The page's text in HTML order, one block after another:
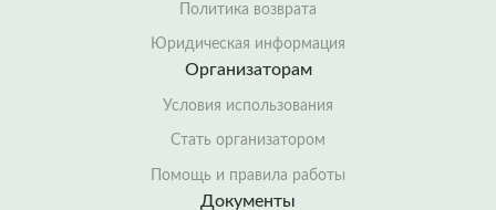
Политика возврата
Юридическая информация
Организаторам
Условия использования
Стать организатором
Помощь и правила работы
Документы